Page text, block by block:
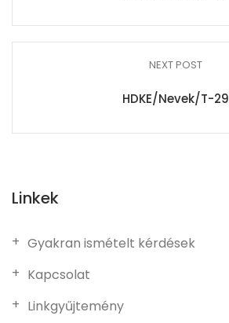
NEXT POST
HDKE/Nevek/T-29
Linkek
Gyakran ismételt kérdések
Kapcsolat
Linkgyűjtemény